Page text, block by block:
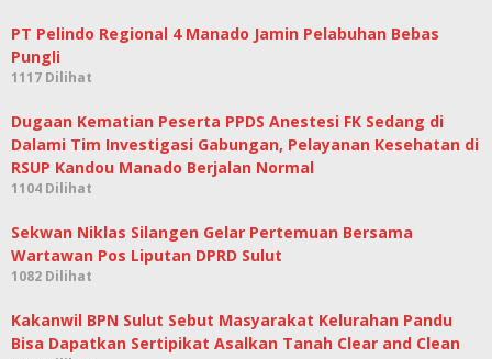
PT Pelindo Regional 4 Manado Jamin Pelabuhan Bebas
Pungli
1117 Dilihat
Dugaan Kematian Peserta PPDS Anestesi FK Sedang di
Dalami Tim Investigasi Gabungan, Pelayanan Kesehatan di
RSUP Kandou Manado Berjalan Normal
1104 Dilihat
Sekwan Niklas Silangen Gelar Pertemuan Bersama
Wartawan Pos Liputan DPRD Sulut
1082 Dilihat
Kakanwil BPN Sulut Sebut Masyarakat Kelurahan Pandu
Bisa Dapatkan Sertipikat Asalkan Tanah Clear and Clean